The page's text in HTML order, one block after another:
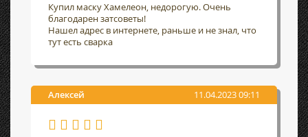
Купил маску Хамелеон, недорогую. Очень
благодарен затсоветы!
Нашел адрес в интернете, раньше и не знал, что
тут есть сварка
Алексей 11.04.2023 09:11